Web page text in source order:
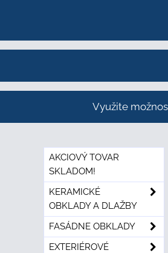
Využite
AKCIOVÝ TOVAR
SKLADOM!
KERAMICKÉ
OBKLADY A DLAŽBY
FASÁDNE OBKLADY
EXTERIÉROVÉ